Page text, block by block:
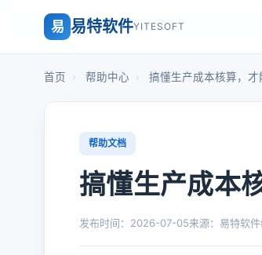
易 易特软件YITESOFT
首页 › 帮助中心 › 搞懂生产成本核算，
帮助文档
搞懂生产成本
发布时间：2026-07-05来源：易特软件